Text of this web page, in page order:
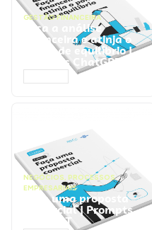
GESTÃO FINANCEIRA
Faça a análise
financeira e atinja o
ponto de equilíbrio |
Prompts ChatGPT
NEGÓCIOS, PROCESSOS
EMPRESARIAIS
Faça uma proposta
comercial | Prompts
ChatGPT